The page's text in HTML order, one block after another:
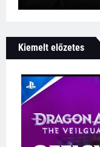
Kiemelt előzetes